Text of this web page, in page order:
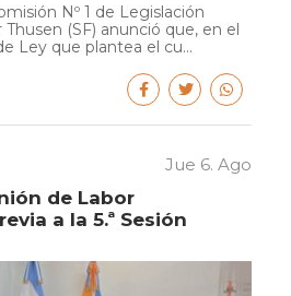
Nº 1 de Legislación
Thusen (SF) anunció que, en el
Ley que plantea el cu...
Jue 6. Ago
de Labor
a la 5.ª Sesión